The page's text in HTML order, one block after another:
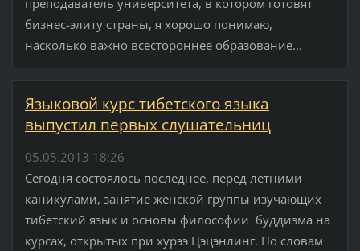
преподаватель университета, в котором готовят
бизнес-элиту страны, я хорошо понимаю,
насколько важно всестороннее образование...
Языковой курс тибетского языка
выпустил первых слушательниц
05.05.2013 18:26
Сегодня состоялось последнее, перед летними
каникулами, занятие женской группы изучающих
тибетский язык и основы философии буддизма на
курсах, открытых при хурээ Цэцэнлинг. По словам